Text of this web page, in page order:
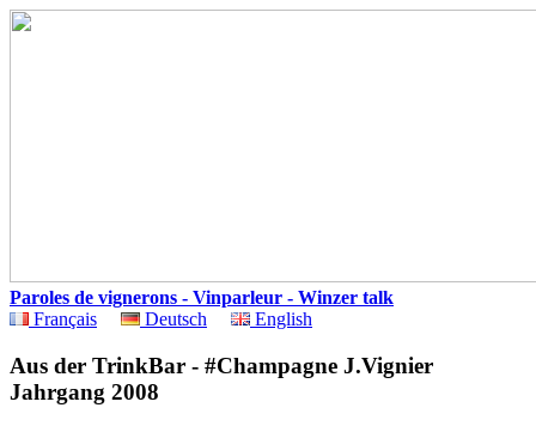
Paroles de vignerons - Vinparleur - Winzer talk
Français
Deutsch English
Aus der TrinkBar - #Champagne J.Vignier
Jahrgang 2008